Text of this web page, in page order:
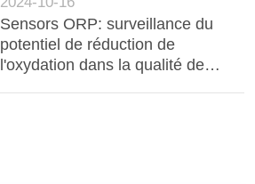
Sensors ORP: surveillance du
potentiel de réduction de
l'oxydation dans la qualité de